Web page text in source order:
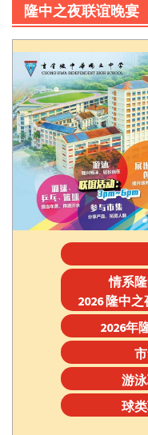
隆中之夜联谊晚宴
情系
2026 隆中
2026年
游
球